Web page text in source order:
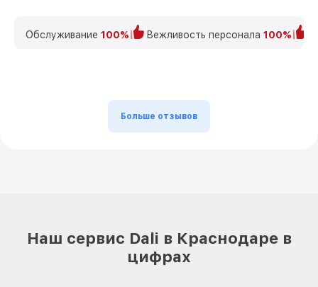
Обслуживание 100% Вежливость персонала 100%
Больше отзывов
Наш сервис Dali в Краснодаре в
цифрах